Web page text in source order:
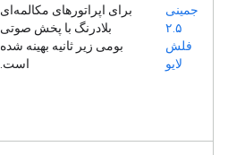
جمینی
۲.۵
فلش
لایو
برای اپراتورهای مکالمه‌ای
بلادرنگ با پخش صوتی
بومی زیر ثانیه بهینه شده
است.